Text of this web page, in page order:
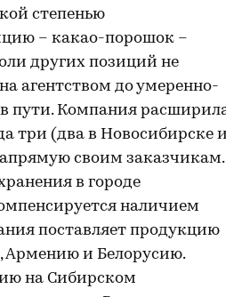
степенью
– какао-порошок –
других позиций не
агентством до умеренно-
в пути. Компания
три (два в Новосибирске
своим заказчикам.
в городе
наличием
поставляет продукцию
Армению и Белорусию.
на Сибирском